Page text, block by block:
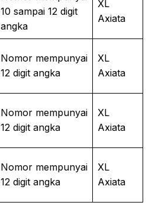
10 sampai 12 digit
angka
XL
Axiata
Nomor mempunyai
12 digit angka
XL
Axiata
Nomor mempunyai
12 digit angka
XL
Axiata
Nomor mempunyai
12 digit angka
XL
Axiata